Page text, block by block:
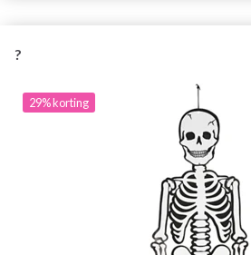
?
29% korting